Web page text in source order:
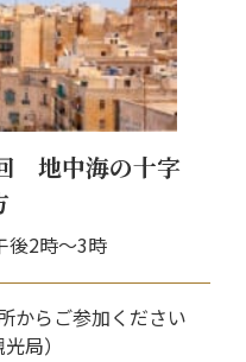
地中海の十字
2時～3時
からご参加ください
局）